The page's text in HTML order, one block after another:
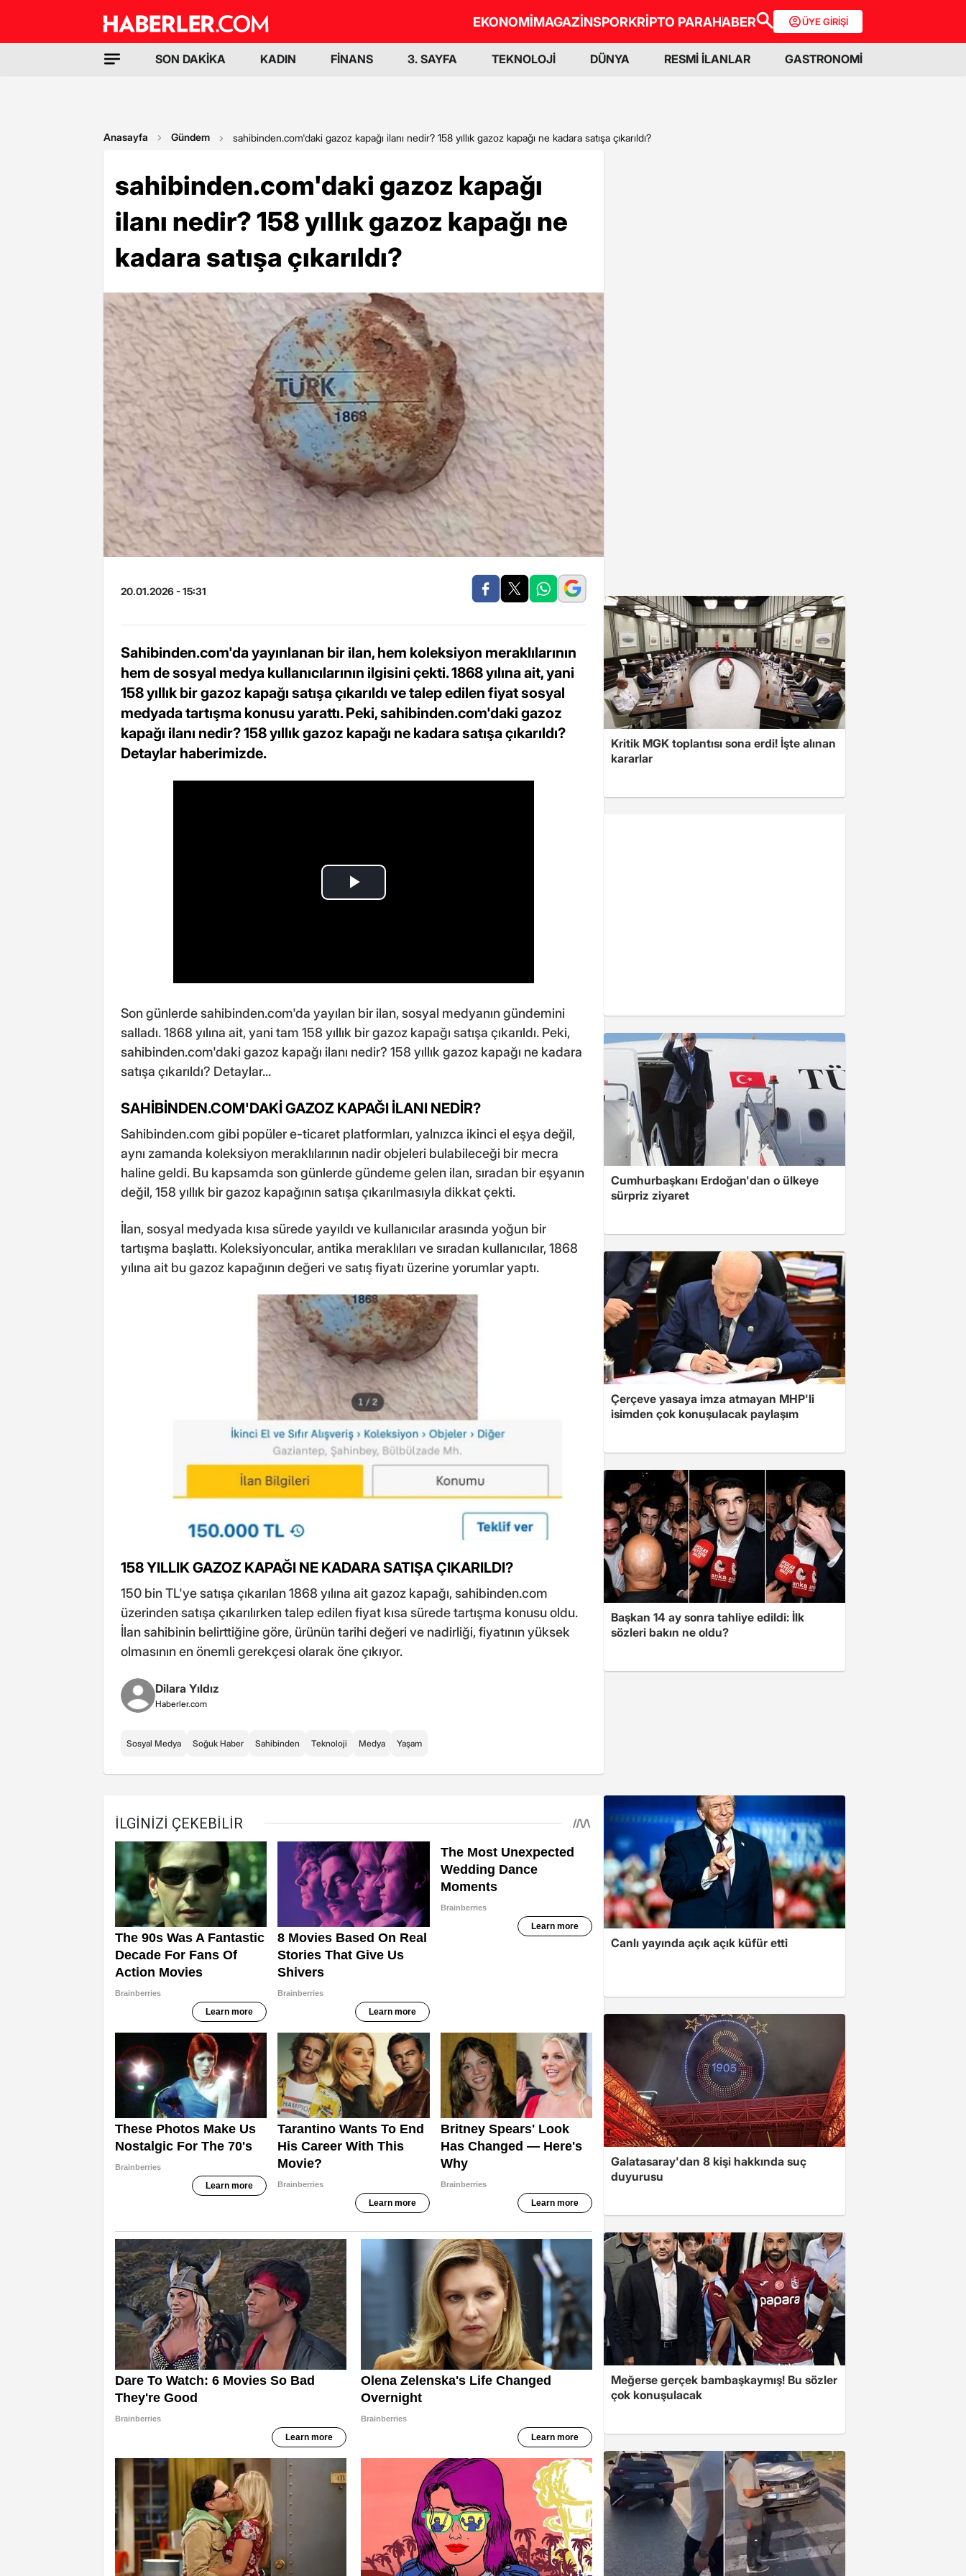
EKONOMİMAGAZİNSPORKRİPTO PARAHABER ÜYE GİRİŞİ
SON DAKİKA KADIN FİNANS 3. SAYFA TEKNOLOJİ DÜNYA RESMİ İLANLAR GASTRONOMİ
Anasayfa Gündem sahibinden.com'daki gazoz kapağı ilanı nedir? 158 yıllık gazoz kapağı ne kadara satışa çıkarıldı?
sahibinden.com'daki gazoz kapağı
ilanı nedir? 158 yıllık gazoz kapağı ne
kadara satışa çıkarıldı?
20.01.2026 - 15:31
Sahibinden.com'da yayınlanan bir ilan, hem koleksiyon meraklılarının
hem de sosyal medya kullanıcılarının ilgisini çekti. 1868 yılına ait, yani
158 yıllık bir gazoz kapağı satışa çıkarıldı ve talep edilen fiyat sosyal
medyada tartışma konusu yarattı. Peki, sahibinden.com'daki gazoz
kapağı ilanı nedir? 158 yıllık gazoz kapağı ne kadara satışa çıkarıldı?
Detaylar haberimizde.
Son günlerde sahibinden.com'da yayılan bir ilan, sosyal medyanın gündemini
salladı. 1868 yılına ait, yani tam 158 yıllık bir gazoz kapağı satışa çıkarıldı. Peki,
sahibinden.com'daki gazoz kapağı ilanı nedir? 158 yıllık gazoz kapağı ne kadara
satışa çıkarıldı? Detaylar...
SAHİBİNDEN.COM'DAKİ GAZOZ KAPAĞI İLANI NEDİR?
Sahibinden.com gibi popüler e-ticaret platformları, yalnızca ikinci el eşya değil,
aynı zamanda koleksiyon meraklılarının nadir objeleri bulabileceği bir mecra
haline geldi. Bu kapsamda son günlerde gündeme gelen ilan, sıradan bir eşyanın
değil, 158 yıllık bir gazoz kapağının satışa çıkarılmasıyla dikkat çekti.
İlan, sosyal medyada kısa sürede yayıldı ve kullanıcılar arasında yoğun bir
tartışma başlattı. Koleksiyoncular, antika meraklıları ve sıradan kullanıcılar, 1868
yılına ait bu gazoz kapağının değeri ve satış fiyatı üzerine yorumlar yaptı.
158 YILLIK GAZOZ KAPAĞI NE KADARA SATIŞA ÇIKARILDI?
150 bin TL'ye satışa çıkarılan 1868 yılına ait gazoz kapağı, sahibinden.com
üzerinden satışa çıkarılırken talep edilen fiyat kısa sürede tartışma konusu oldu.
İlan sahibinin belirttiğine göre, ürünün tarihi değeri ve nadirliği, fiyatının yüksek
olmasının en önemli gerekçesi olarak öne çıkıyor.
Dilara Yıldız
Haberler.com
Sosyal Medya Soğuk Haber Sahibinden Teknoloji Medya Yaşam
Kritik MGK toplantısı sona erdi! İşte alınan
kararlar
Cumhurbaşkanı Erdoğan'dan o ülkeye
sürpriz ziyaret
Çerçeve yasaya imza atmayan MHP'li
isimden çok konuşulacak paylaşım
Başkan 14 ay sonra tahliye edildi: İlk
sözleri bakın ne oldu?
Canlı yayında açık açık küfür etti
Galatasaray'dan 8 kişi hakkında suç
duyurusu
Meğerse gerçek bambaşkaymış! Bu sözler
çok konuşulacak